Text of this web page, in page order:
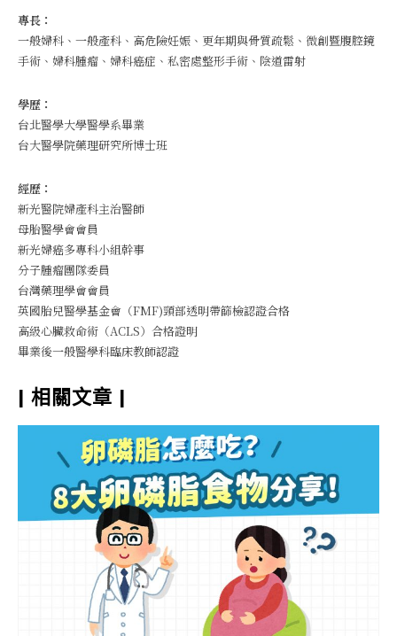
專長：
一般婦科、一般產科、高危險妊娠、更年期與骨質疏鬆、微創暨腹腔鏡
手術、婦科腫瘤、婦科癌症、私密處整形手術、陰道雷射
學歷：
台北醫學大學醫學系畢業
台大醫學院藥理研究所博士班
經歷：
新光醫院婦產科主治醫師
母胎醫學會會員
新光婦癌多專科小組幹事
分子腫瘤團隊委員
台灣藥理學會會員
英國胎兒醫學基金會（FMF)頸部透明帶篩檢認證合格
高級心臟救命術（ACLS）合格證明
畢業後一般醫學科臨床教師認證
| 相關文章 |